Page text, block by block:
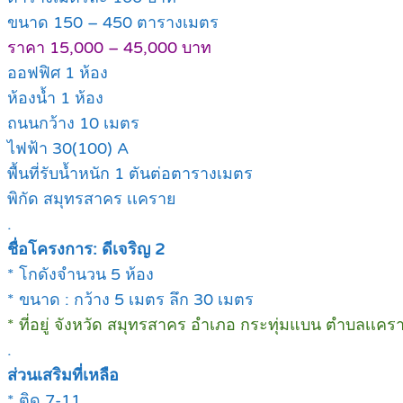
ขนาด 150 – 450 ตารางเมตร
ราคา 15,000 – 45,000 บาท
ออฟฟิศ 1 ห้อง
ห้องน้ำ 1 ห้อง
ถนนกว้าง 10 เมตร
ไฟฟ้า 30(100) A
พื้นที่รับน้ำหนัก 1 ตันต่อตารางเมตร
พิกัด สมุทรสาคร เเคราย
.
ชื่อโครงการ: ดีเจริญ 2
* โกดังจำนวน 5 ห้อง
* ขนาด : กว้าง 5 เมตร ลึก 30 เมตร
* ที่อยู่ จังหวัด สมุทรสาคร อำเภอ กระทุ่มแบน ตำบลเเคร
.
ส่วนเสริมที่เหลือ